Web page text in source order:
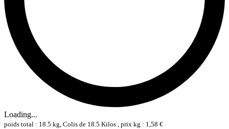
Loading...
poids total : 18.5 kg, Colis de 18.5 Kilos , prix kg : 1,58 €